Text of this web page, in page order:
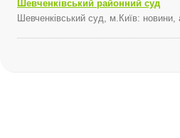
Шевченківський районний суд
Шевченківський суд, м.Київ: новини,